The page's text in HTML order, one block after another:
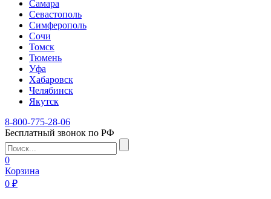
Самара
Севастополь
Симферополь
Сочи
Томск
Тюмень
Уфа
Хабаровск
Челябинск
Якутск
8-800-775-28-06
Бесплатный звонок по РФ
0
Корзина
0 ₽